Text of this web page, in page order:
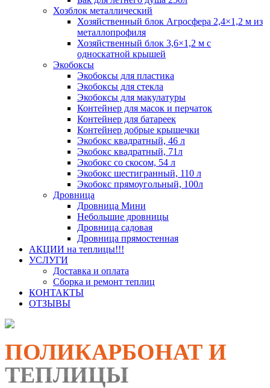
Хозблок металлический
Хозяйственный блок Агросфера 2,4×1,2 м из
металлопрофиля
Хозяйственный блок 3,6×1,2 м с
односкатной крышей
Экобоксы
Экобоксы для пластика
Экобоксы для стекла
Экобоксы для макулатуры
Контейнер для масок и перчаток
Контейнер для батареек
Контейнер добрые крышечки
Экобокс квадратный, 46 л
Экобокс квадратный, 71л
Экобокс со скосом, 54 л
Экобокс шестигранный, 110 л
Экобокс прямоугольный, 100л
Дровница
Дровница Мини
Небольшие дровницы
Дровница садовая
Дровница прямостенная
АКЦИИ на теплицы!!!
УСЛУГИ
Доставка и оплата
Сборка и ремонт теплиц
КОНТАКТЫ
ОТЗЫВЫ
ПОЛИКАРБОНАТ И
ТЕПЛИЦЫ